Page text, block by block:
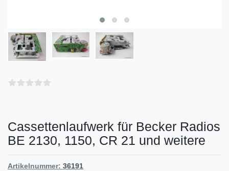
Cassettenlaufwerk für Becker Radios
BE 2130, 1150, CR 21 und weitere
Artikelnummer: 36191